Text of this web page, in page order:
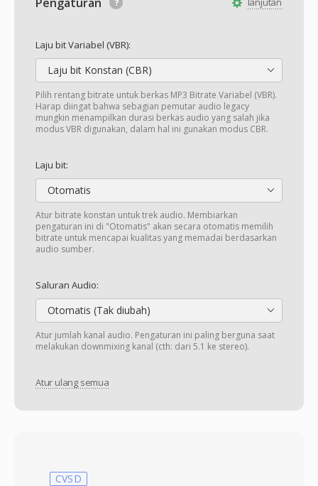
Laju bit Variabel (VBR):
Laju bit Konstan (CBR)
Pilih rentang bitrate untuk berkas MP3 Bitrate Variabel (VBR).
Harap diingat bahwa sebagian pemutar audio legacy
mungkin menampilkan durasi berkas audio yang salah jika
modus VBR digunakan, dalam hal ini gunakan modus CBR.
Laju bit:
Otomatis
Atur bitrate konstan untuk trek audio. Membiarkan
pengaturan ini di "Otomatis" akan secara otomatis memilih
bitrate untuk mencapai kualitas yang memadai berdasarkan
audio sumber.
Saluran Audio:
Otomatis (Tak diubah)
Atur jumlah kanal audio. Pengaturan ini paling berguna saat
melakukan downmixing kanal (cth: dari 5.1 ke stereo).
Atur ulang semua
CVSD